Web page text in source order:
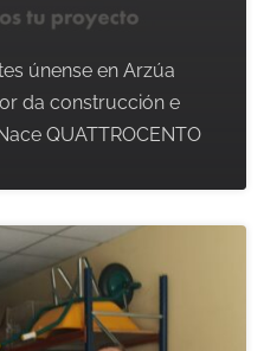
únense en Arzúa
da construcción e
QUATTROCENTO